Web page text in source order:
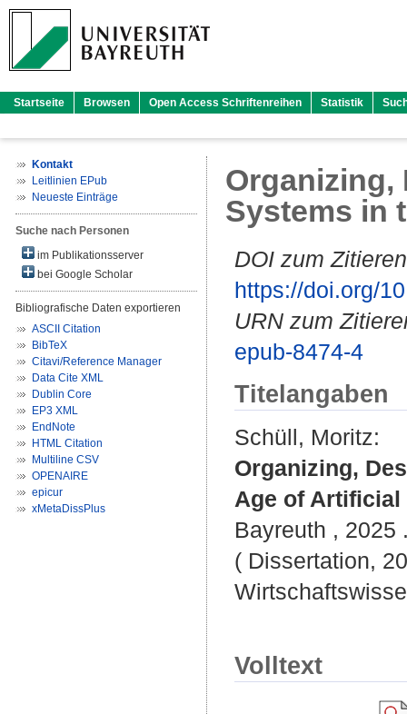
Startseite Browsen Open Access Schriftenreihen Statistik
Kontakt
Leitlinien EPub
Neueste Einträge
Suche nach Personen
im Publikationsserver
bei Google Scholar
Bibliografische Daten exportieren
ASCII Citation
BibTeX
Citavi/Reference Manager
Data Cite XML
Dublin Core
EP3 XML
EndNote
HTML Citation
Multiline CSV
OPENAIRE
epicur
xMetaDissPlus
Organizing,
Systems in
DOI zum
https://doi.org/
URN zum
epub-8474-4
Titelangaben
Schüll, Moritz:
Organizing,
Age of
Bayreuth , 2025
( Dissertation,
Volltext